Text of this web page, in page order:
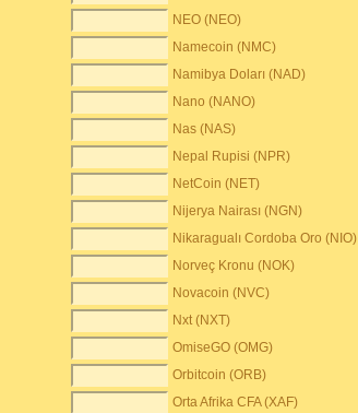
NEO (NEO)
Namecoin (NMC)
Namibya Doları (NAD)
Nano (NANO)
Nas (NAS)
Nepal Rupisi (NPR)
NetCoin (NET)
Nijerya Nairası (NGN)
Nikaragualı Cordoba Oro (NIO)
Norveç Kronu (NOK)
Novacoin (NVC)
Nxt (NXT)
OmiseGO (OMG)
Orbitcoin (ORB)
Orta Afrika CFA (XAF)